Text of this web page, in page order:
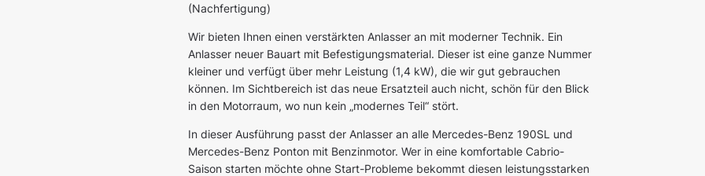
(Nachfertigung)
Wir bieten Ihnen einen verstärkten Anlasser an mit moderner Technik. Ein
Anlasser neuer Bauart mit Befestigungsmaterial. Dieser ist eine ganze Nummer
kleiner und verfügt über mehr Leistung (1,4 kW), die wir gut gebrauchen
können. Im Sichtbereich ist das neue Ersatzteil auch nicht, schön für den Blick
in den Motorraum, wo nun kein „modernes Teil“ stört.
In dieser Ausführung passt der Anlasser an alle Mercedes-Benz 190SL und
Mercedes-Benz Ponton mit Benzinmotor. Wer in eine komfortable Cabrio-
Saison starten möchte ohne Start-Probleme bekommt diesen leistungsstarken